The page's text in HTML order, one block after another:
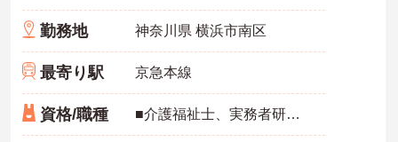
勤務地 神奈川県 横浜市南区
最寄り駅 京急本線
資格/職種 ■介護福祉士、実務者研修（ヘルパー2級）、介護職員初任者研修（ヘルパー2級）、介護職員基礎研修のいずれかの資格必須